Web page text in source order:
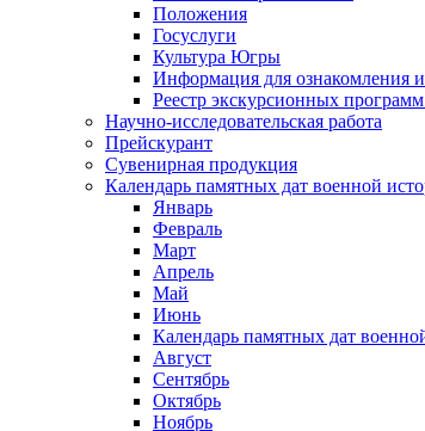
Положения
Госуслуги
Культура Югры
Информация для ознакомления
Реестр экскурсионных
Научно-исследовательская работа
Прейскурант
Сувенирная продукция
Календарь памятных дат военной
Январь
Февраль
Март
Апрель
Май
Июнь
Календарь памятных дат
Август
Сентябрь
Октябрь
Ноябрь